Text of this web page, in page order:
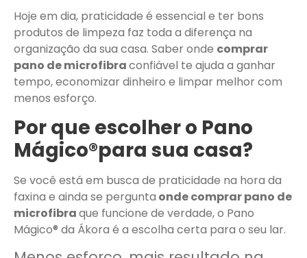
Hoje em dia, praticidade é essencial e ter bons
produtos de limpeza faz toda a diferença na
organização da sua casa. Saber onde comprar
pano de microfibraconfiável te ajuda a ganhar
tempo, economizar dinheiro e limpar melhor com
menos esforço.
Por que escolher o Pano
Mágico®para sua casa?
Se você está em busca de praticidade na hora da
faxina e ainda se pergunta onde comprar pano de
microfibraque funcione de verdade, o Pano
Mágico® da Ákora é a escolha certa para o seu lar.